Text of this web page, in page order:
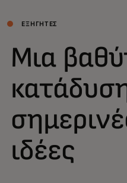
ΕΞΗΓΗΤΈΣ
Μια
ιδέες